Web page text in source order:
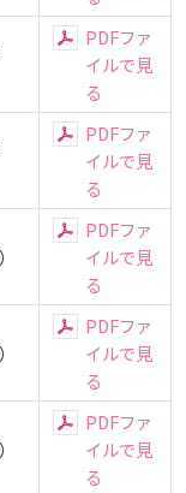
度入学生）
2022年度入学
2019年度保健医
営・看護）
2019年度心理・
度以前入学生）
象）
入学生）
年度入学生）
年度入学生）
以前入学生）
年度入学生）
～2023年度入
年度以前入学
ティ）
び教育内容等の
類・履行状況報
アウト）
ス
広島
CH（中国語）
PDFファ
イルで見
る
PDFファ
イルで見
る
PDFファ
イルで見
る
PDFファ
イルで見
る
PDFファ
イルで見
る
館の案内
納入
授与式)
与式